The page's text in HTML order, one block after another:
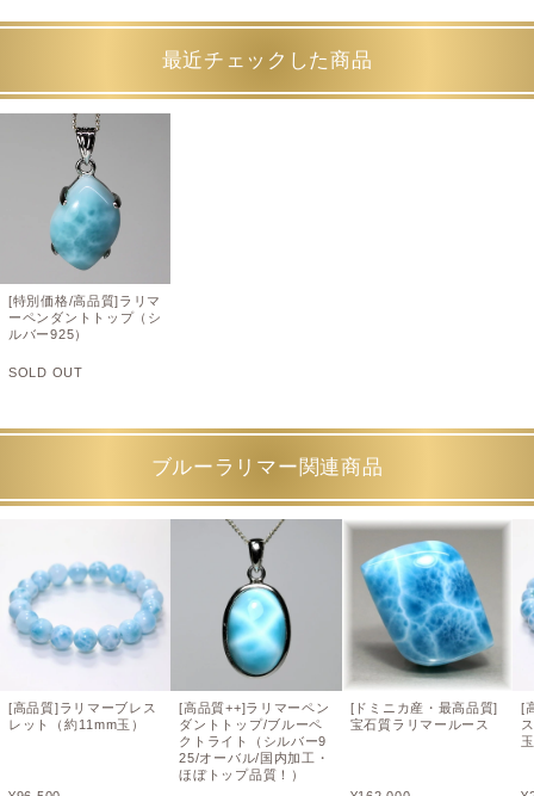
最近チェックした商品
[特別価格/高品質]ラリマ
ーペンダントトップ（シ
ルバー925）
SOLD OUT
ブルーラリマー関連商品
[高品質]ラリマーブレス
レット（約11mm玉）
[高品質++]ラリマーペン
ダントトップ/ブルーペ
クトライト（シルバー9
25/オーバル/国内加工・
ほぼトップ品質！）
[ドミニカ産・最高品質]
宝石質ラリマールース
[